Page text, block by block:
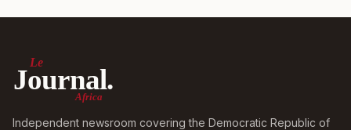
Le
Journal.
Africa
Independent newsroom covering the Democratic Republic of